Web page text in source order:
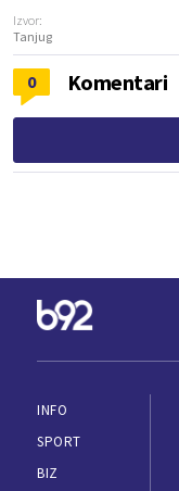
Izvor:
Tanjug
0 Komentari
INFO
SPORT
BIZ